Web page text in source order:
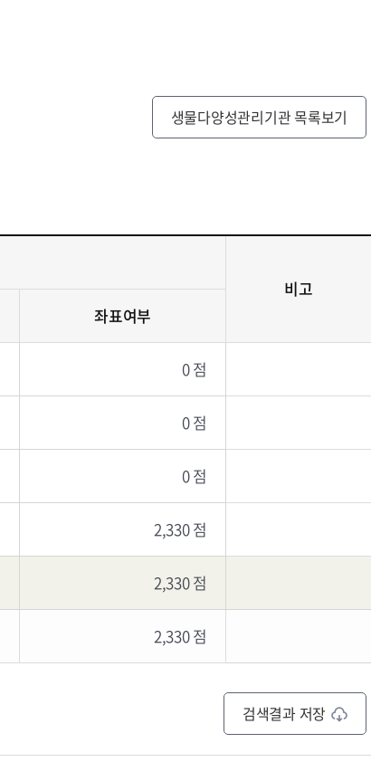
생물다양성관리기관 목록보기
비고
좌표여부
0 점
0 점
0 점
2,330 점
2,330 점
2,330 점
검색결과 저장